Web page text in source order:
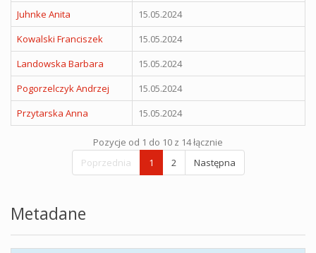
Juhnke Anita
15.05.2024
Kowalski Franciszek
15.05.2024
Landowska Barbara
15.05.2024
Pogorzelczyk Andrzej
15.05.2024
Przytarska Anna
15.05.2024
Pozycje od 1 do 10 z 14 łącznie
Poprzednia
1 2 Następna
Metadane